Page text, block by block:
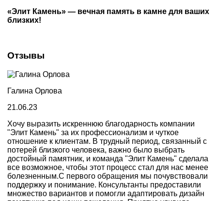
«Элит Камень» — вечная память в камне для ваших
близких!
Отзывы
Галина Орлова
21.06.23
Хочу выразить искреннюю благодарность компании
"Элит Камень" за их профессионализм и чуткое
отношение к клиентам. В трудный период, связанный с
потерей близкого человека, важно было выбрать
достойный памятник, и команда "Элит Камень" сделала
все возможное, чтобы этот процесс стал для нас менее
болезненным.С первого обращения мы почувствовали
поддержку и понимание. Консультанты предоставили
множество вариантов и помогли адаптировать дизайн